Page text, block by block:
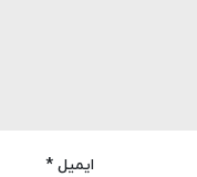
فراوانی طبقه بندی نشده
ایمیل *